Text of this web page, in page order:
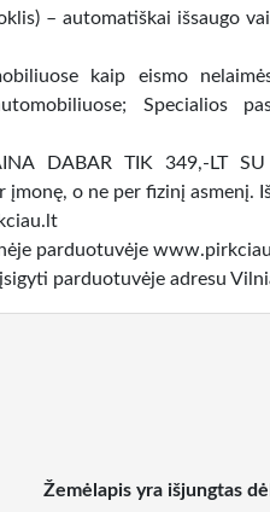
– automatiškai išsaugo
kaip eismo
Specialios
DABAR TIK 349,-LT
įmonę, o ne per fizinį asmenį.
parduotuvėje
parduotuvėje adresu
Žemėlapis yra išjungtas